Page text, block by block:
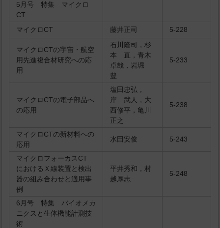
5月号 特集 マイクロ
CT
マイクロCT
藤井正司 5-228
マイクロCTの宇宙・航空
用先進複合材研究への応
用
石川隆司，杉
本 直，青木
卓哉，岩堀
豊
5-233
マイクロCTの電子部品へ
の応用
塩田忠弘，
岸 武人，大
西修平，亀川
正之
5-238
マイクロCTの新材料への
応用
水田安俊 5-243
マイクロフォーカスCT
におけるＸ線装置と検出
器の組み合わせと適用事
例
平井秀和，村
越厚志
5-248
6月号 特集 バイオメカ
ニクスと生体機能計測技
術